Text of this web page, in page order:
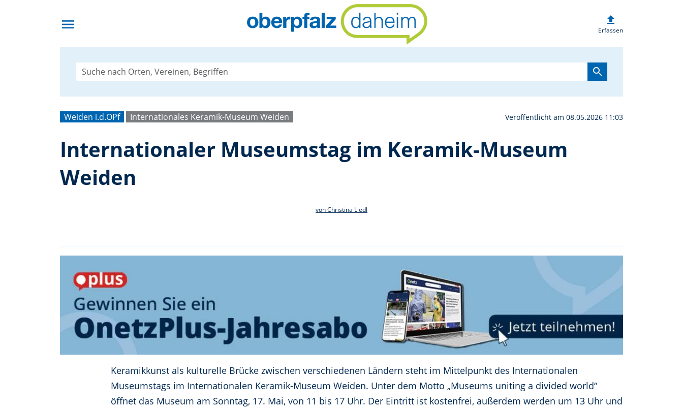
menu Internationaler Museumstag im
upload
Erfassen
search
Weiden i.d.OPf Internationales Keramik-Museum Weiden Veröffentlicht am 08.05.2026 11:03
Internationaler Museumstag im Keramik-Museum
Weiden
von Christina Liedl
Keramikkunst als kulturelle Brücke zwischen verschiedenen Ländern steht im Mittelpunkt des Internationalen
Museumstags im Internationalen Keramik-Museum Weiden. Unter dem Motto „Museums uniting a divided world“
öffnet das Museum am Sonntag, 17. Mai, von 11 bis 17 Uhr. Der Eintritt ist kostenfrei, außerdem werden um 13 Uhr und